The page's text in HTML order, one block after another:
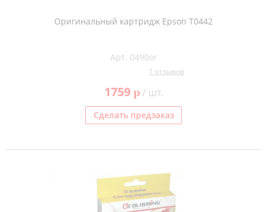
Оригинальный картридж Epson T0442
Арт. 0490or
1 отзывов
1759 p/ шт.
Сделать предзаказ